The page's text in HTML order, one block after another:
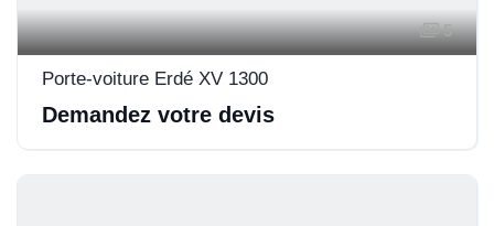
5
Porte-voiture Erdé XV 1300
Demandez votre devis